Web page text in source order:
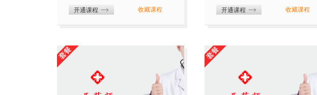
开通课程 收藏课程 开通课程 收藏课程